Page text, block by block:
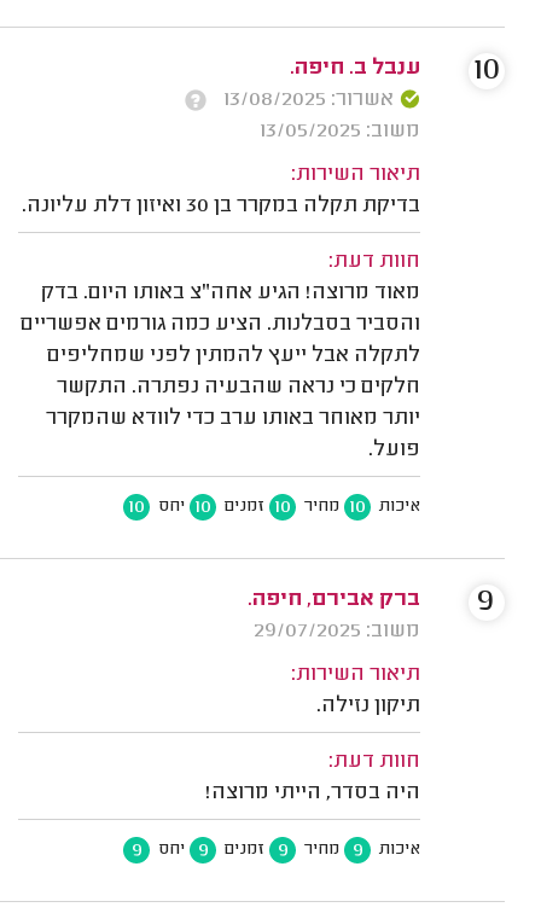
ענבל ב. חיפה.
אשרור: 13/08/2025
משוב: 13/05/2025
תיאור השירות:
בדיקת תקלה במקרר בן 30 ואיזון דלת עליונה.
חוות דעת:
מאוד מרוצה! הגיע אחה"צ באותו היום. בדק
והסביר בסבלנות. הציע כמה גורמים אפשריים
לתקלה אבל ייעץ להמתין לפני שמחליפים
חלקים כי נראה שהבעיה נפתרה. התקשר
יותר מאוחר באותו ערב כדי לוודא שהמקרר
פועל.
איכות 10 מחיר 10 זמנים 10 יחס 10
10
ברק אבירם, חיפה.
משוב: 29/07/2025
תיאור השירות:
תיקון נזילה.
חוות דעת:
היה בסדר, הייתי מרוצה!
איכות 9 מחיר 9 זמנים 9 יחס 9
9